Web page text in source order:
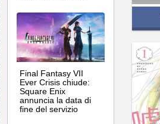
Final Fantasy VII
Ever Crisis chiude:
Square Enix
annuncia la data di
fine del servizio